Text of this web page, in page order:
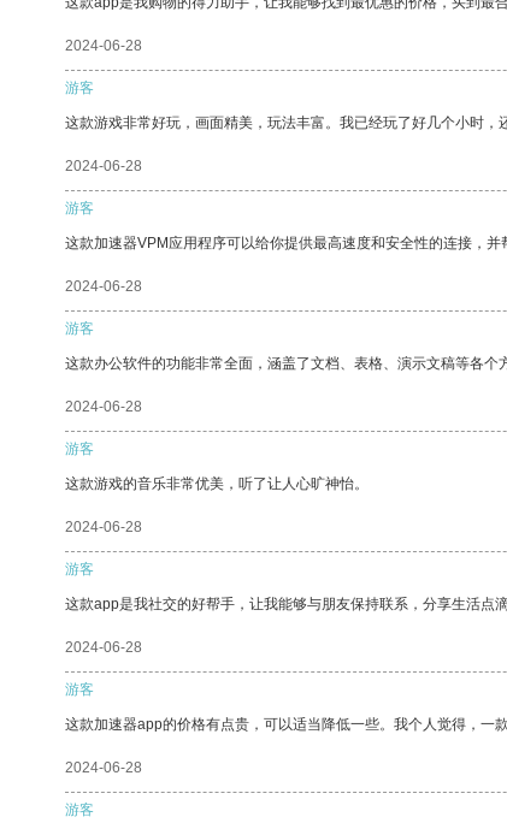
2024-06-28
游客
这款游戏非常好玩，画面精美，玩法丰富。我已经玩了好几个小时，
2024-06-28
游客
这款加速器VPM应用程序可以给你提供最高速度和安全性的连接，并
2024-06-28
游客
这款办公软件的功能非常全面，涵盖了文档、表格、演示文稿等各个
2024-06-28
游客
这款游戏的音乐非常优美，听了让人心旷神怡。
2024-06-28
游客
这款app是我社交的好帮手，让我能够与朋友保持联系，分享生活点滴
2024-06-28
游客
这款加速器app的价格有点贵，可以适当降低一些。我个人觉得，一
2024-06-28
游客